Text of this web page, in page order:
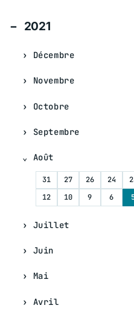
2021
Décembre
Novembre
Octobre
Septembre
Août
31 27 26 24
12
10 9 6
Juillet
Juin
Mai
Avril